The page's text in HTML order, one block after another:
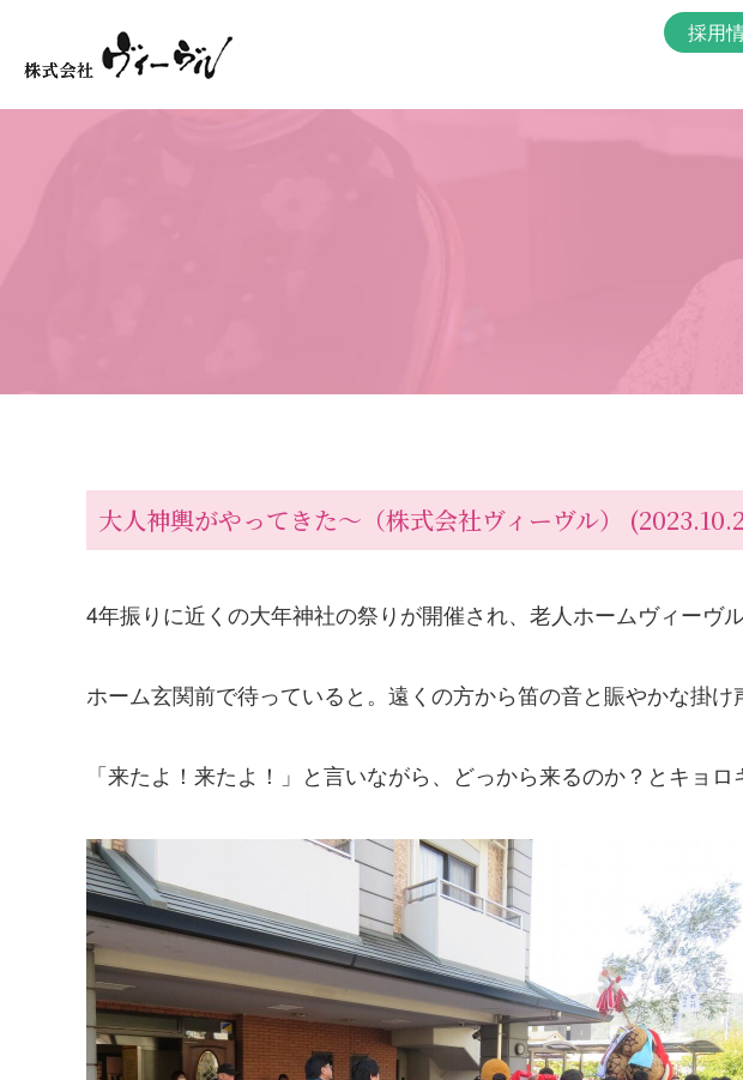
採用
大人神輿がやってきた～（株式会社ヴィーヴル）
4年振りに近くの大年神社の祭りが開催され、老人ホームヴィーヴ
ホーム玄関前で待っていると。遠くの方から笛の音と賑やかな掛け
「来たよ！来たよ！」と言いながら、どっから来るのか？とキョ